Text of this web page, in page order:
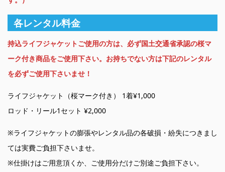
各レンタル料金
持込ライフジャケットご使用の方は、必ず国土交通省承認の桜マ
ーク付き商品をご使用下さい。お持ちでない方は下記のレンタル
を必ずご使用下さいませ！
ライフジャケット（桜マーク付き） 1着¥1,000
ロッド・リール1セット ¥2,000
※ライフジャケットの膨張やレンタル品の各破損・紛失につきまし
ては実費ご負担下さいませ。
※仕掛けはご用意頂くか、ご使用分だけご別途ご負担下さい。